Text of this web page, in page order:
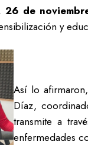
26 de
y
Así lo
Díaz,
transmite a
enfermedades